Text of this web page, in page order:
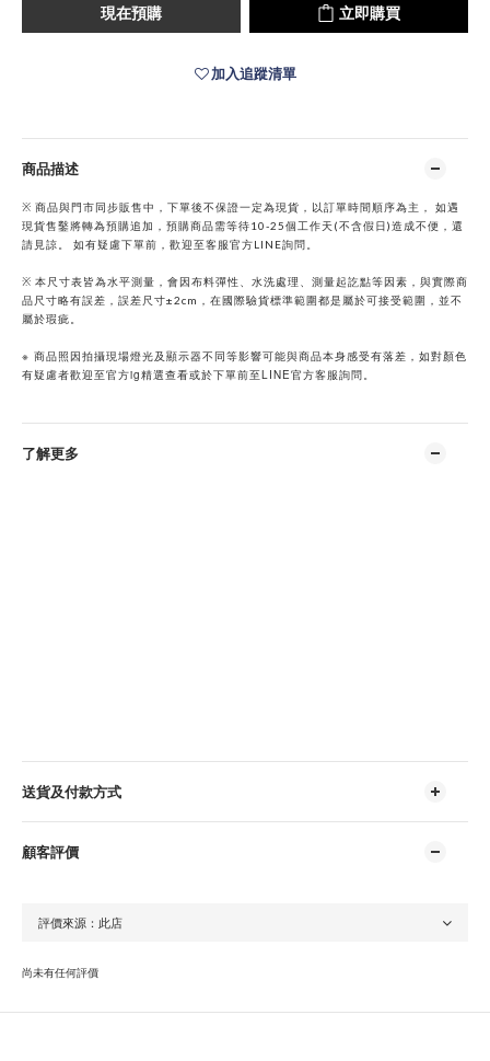
現在預購 立即購買
加入追蹤清單
商品描述
※ 商品與門市同步販售中，下單後不保證一定為現貨，以訂單時間順序為主， 如遇
現貨售鑿將轉為預購追加，預購商品需等待10-25個工作天(不含假日)造成不便，還
請見諒。 如有疑慮下單前，歡迎至客服官方LINE詢問。
※ 本尺寸表皆為水平測量，會因布料彈性、水洗處理、測量起訖點等因素，與實際商
品尺寸略有誤差，誤差尺寸±2cm，在國際驗貨標準範圍都是屬於可接受範圍，並不
屬於瑕疵。
※ 商品照因拍攝現場燈光及顯示器不同等影響可能與商品本身感受有落差，如對顏色
有疑慮者歡迎至官方ig精選查看或於下單前至LINE官方客服詢問。
了解更多
送貨及付款方式
顧客評價
尚未有任何評價